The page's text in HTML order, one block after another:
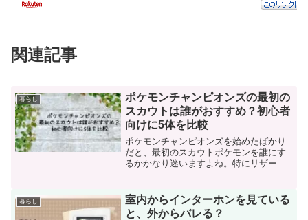
関連記事
暮らし
ポケモンチャンピオンズの最初の
スカウトは誰がおすすめ？初心者
向けに5体を比較
ポケモンチャンピオンズを始めたばかり
だと、最初のスカウトポケモンを誰にす
るかかなり迷いますよね。特にリザード
ポケモンが候補に入っていると、なおさ
ら簡単には決めにくいもので...
暮らし
室内からインターホンを見ている
と、外からバレる？